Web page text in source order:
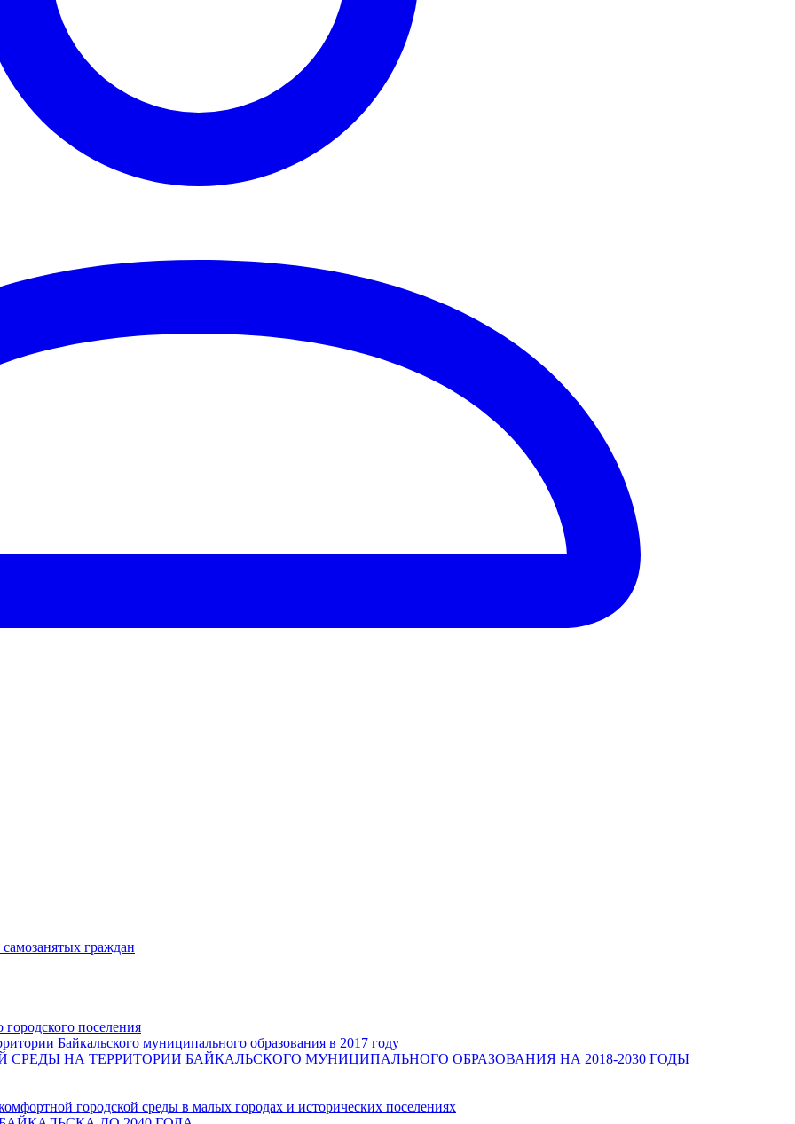
граждан
поселения
Байкальского муниципального образования в 2017 году
НА ТЕРРИТОРИИ БАЙКАЛЬСКОГО МУНИЦИПАЛЬНОГО ОБРАЗОВАНИЯ НА 2018-2030 ГОДЫ
городской среды в малых городах и исторических поселениях